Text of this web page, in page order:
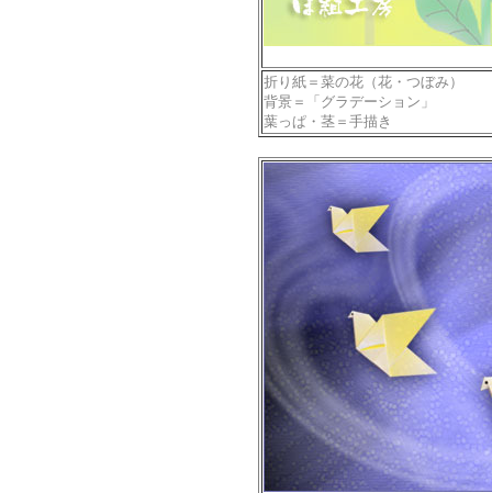
折り紙＝菜の花（花・つぼみ）
背景＝「グラデーション」
葉っぱ・茎＝手描き